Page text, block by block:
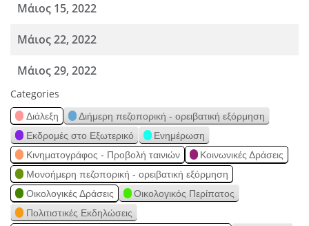
Μάιος 15, 2022
Μάιος 22, 2022
Μάιος 29, 2022
Categories
Διάλεξη
Διήμερη πεζοπορική - ορειβατική εξόρμηση
Εκδρομές στο Εξωτερικό
Ενημέρωση
Κινηματογράφος - Προβολή ταινιών
Κοινωνικές Δράσεις
Μονοήμερη πεζοπορική - ορειβατική εξόρμηση
Οικολογικές Δράσεις
Οικολογικός Περίπατος
Πολιτιστικές Εκδηλώσεις